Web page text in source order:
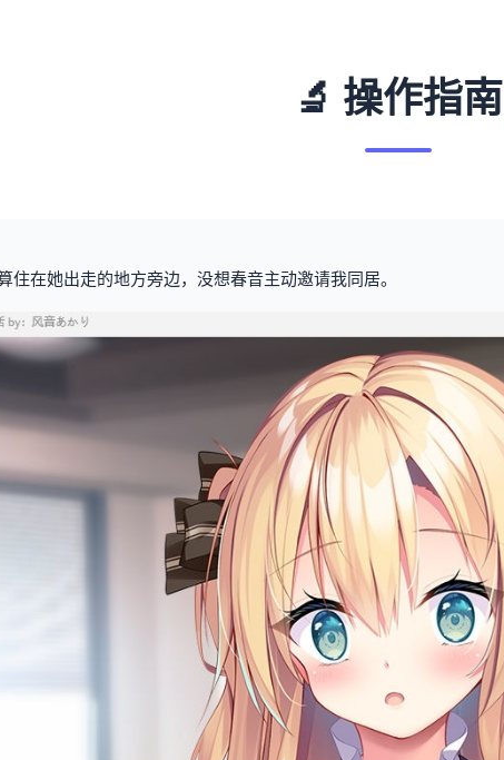
🔬 操作指南
住在她出走的地方旁边，没想春音主动邀请我同居。